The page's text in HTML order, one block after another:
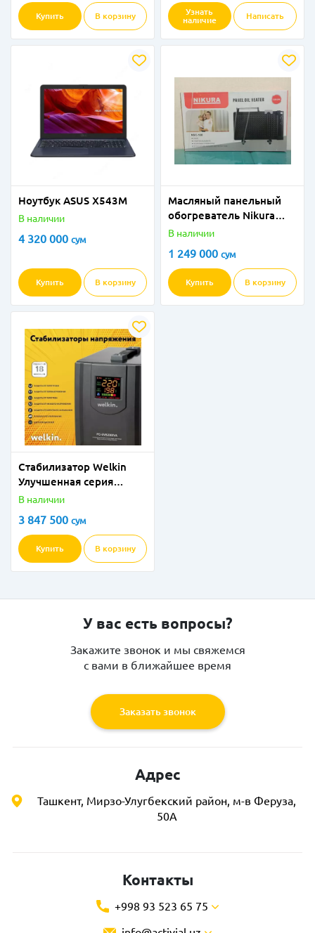
Купить В корзину
Узнать
наличие
Написать
Ноутбук ASUS X543M
В наличии
4 320 000 сум
Купить В корзину
Масляный панельный
обогреватель Nikura
(Дубаи)
В наличии
1 249 000 сум
Купить В корзину
Стабилизатор Welkin
Улучшенная серия
10000VA
В наличии
3 847 500 сум
Купить В корзину
У вас есть вопросы?
Закажите звонок и мы свяжемся
с вами в ближайшее время
Заказать звонок
Адрес
Ташкент, Мирзо-Улугбекский район, м-в Феруза,
50А
Контакты
+998 93 523 65 75